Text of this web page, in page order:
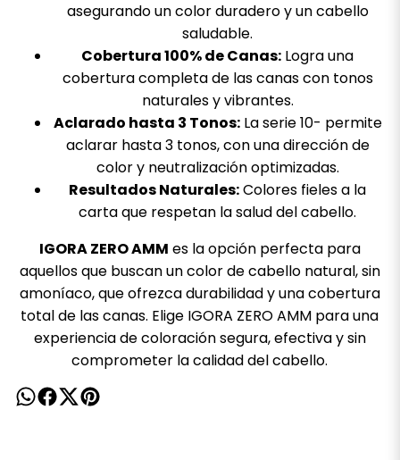
asegurando un color duradero y un cabello
saludable.
Cobertura 100% de Canas: Logra una
cobertura completa de las canas con tonos
naturales y vibrantes.
Aclarado hasta 3 Tonos:La serie 10- permite
aclarar hasta 3 tonos, con una dirección de
color y neutralización optimizadas.
Resultados Naturales:Colores fieles a la
carta que respetan la salud del cabello.
IGORA ZERO AMM es la opción perfecta para
aquellos que buscan un color de cabello natural, sin
amoníaco, que ofrezca durabilidad y una cobertura
total de las canas. Elige IGORA ZERO AMM para una
experiencia de coloración segura, efectiva y sin
comprometer la calidad del cabello.